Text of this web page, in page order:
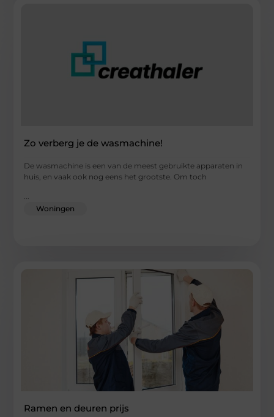
Zo verberg je de wasmachine!
De wasmachine is een van de meest gebruikte apparaten in
huis, en vaak ook nog eens het grootste. Om toch
...
Woningen
Ramen en deuren prijs